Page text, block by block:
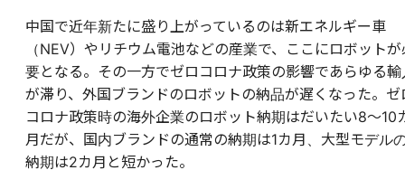
中国で近年新たに盛り上がっているのは新エネルギー車
（NEV）やリチウム電池などの産業で、ここにロボットが
要となる。その一方でゼロコロナ政策の影響であらゆる輸
が滞り、外国ブランドのロボットの納品が遅くなった。ゼ
コロナ政策時の海外企業のロボット納期はだいたい8～10
月だが、国内ブランドの通常の納期は1カ月、大型モデル
納期は2カ月と短かった。